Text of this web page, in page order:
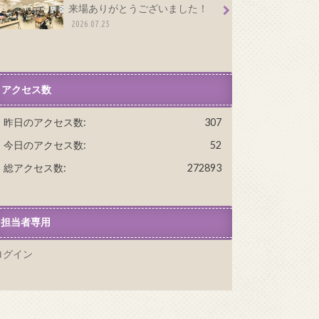
来場ありがとうございました！
2026.07.25
アクセス数
307
昨日のアクセス数:
52
今日のアクセス数:
272893
総アクセス数:
担当者専用
グイン